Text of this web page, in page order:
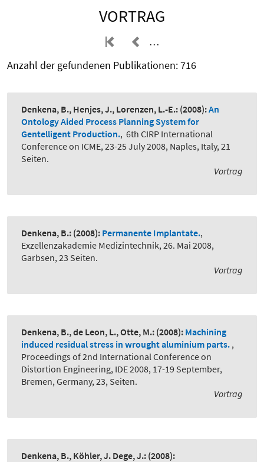
VORTRAG
…
Anzahl der gefundenen Publikationen: 716
Denkena, B., Henjes, J., Lorenzen, L.-E.: (2008):An
Ontology Aided Process Planning System for
Gentelligent Production., 6th CIRP International
Conference on ICME, 23-25 July 2008, Naples, Italy, 21
Seiten.
Vortrag
Denkena, B.: (2008): Permanente Implantate.,
Exzellenzakademie Medizintechnik, 26. Mai 2008,
Garbsen, 23 Seiten.
Vortrag
Denkena, B., de Leon, L., Otte, M.: (2008): Machining
induced residual stress in wrought aluminium parts. ,
Proceedings of 2nd International Conference on
Distortion Engineering, IDE 2008, 17-19 September,
Bremen, Germany, 23, Seiten.
Vortrag
Denkena, B., Köhler, J. Dege, J.: (2008):